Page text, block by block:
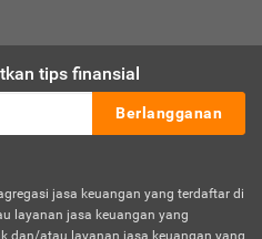
tips finansial
Berlangganan
jasa keuangan yang terdaftar di
layanan jasa keuangan yang
dan/atau layanan jasa keuangan yang